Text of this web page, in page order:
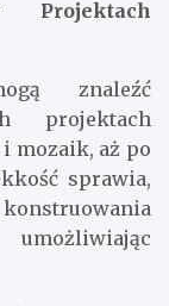
Projektach
znaleźć
projektach
mozaik, aż po
sprawia,